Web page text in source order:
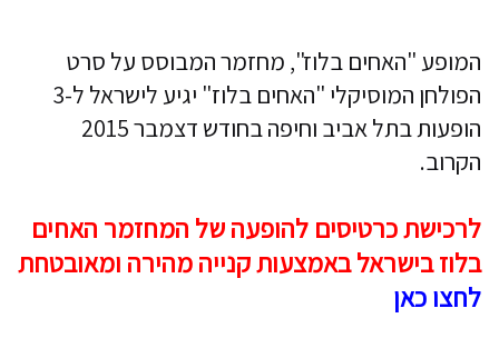
המופע "האחים בלוז", מחזמר המבוסס על סרט
הפולחן המוסיקלי "האחים בלוז" יגיע לישראל ל-3
הופעות בתל אביב וחיפה בחודש דצמבר 2015
הקרוב.
לרכישת כרטיסים להופעה של המחזמר האחים
בלוז בישראל באמצעות קנייה מהירה ומאובטחת
לחצו כאן